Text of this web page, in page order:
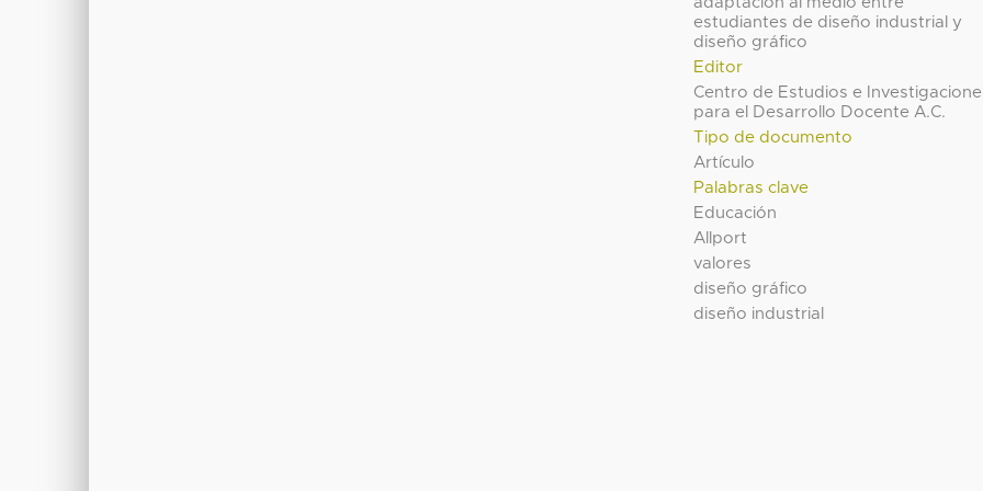
estudiantes de diseño industrial y
diseño gráfico
Editor
Centro de Estudios e
para el Desarrollo Docente A.C.
Tipo de documento
Artículo
Palabras clave
Educación
Allport
valores
diseño gráfico
diseño industrial